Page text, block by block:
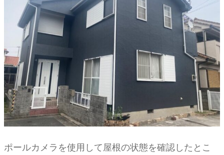
ポールカメラを使用して屋根の状態を確認したとこ